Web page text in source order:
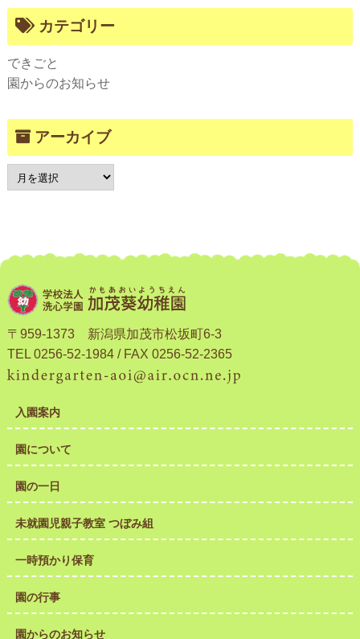
カテゴリー
できごと
園からのお知らせ
アーカイブ
〒959-1373 新潟県加茂市松坂町6-3
TEL 0256-52-1984 / FAX 0256-52-2365
入園案内
園について
園の一日
未就園児親子教室 つぼみ組
一時預かり保育
園の行事
園からのお知らせ